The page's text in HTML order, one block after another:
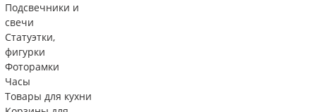
Подсвечники и
свечи
Статуэтки,
фигурки
Фоторамки
Часы
Товары для кухни